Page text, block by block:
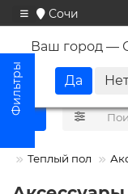
Сочи
Ваш город —
Теплый пол